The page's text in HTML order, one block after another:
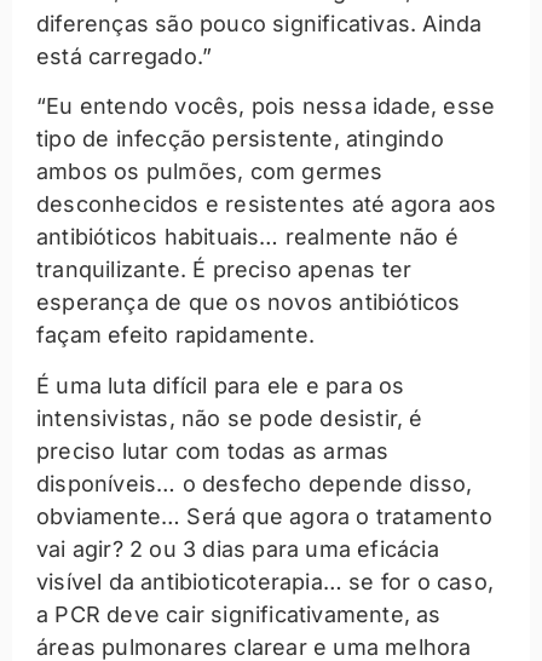
diferenças são pouco significativas. Ainda
está carregado.”
“Eu entendo vocês, pois nessa idade, esse
tipo de infecção persistente, atingindo
ambos os pulmões, com germes
desconhecidos e resistentes até agora aos
antibióticos habituais… realmente não é
tranquilizante. É preciso apenas ter
esperança de que os novos antibióticos
façam efeito rapidamente.
É uma luta difícil para ele e para os
intensivistas, não se pode desistir, é
preciso lutar com todas as armas
disponíveis… o desfecho depende disso,
obviamente… Será que agora o tratamento
vai agir? 2 ou 3 dias para uma eficácia
visível da antibioticoterapia… se for o caso,
a PCR deve cair significativamente, as
áreas pulmonares clarear e uma melhora